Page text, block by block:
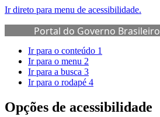
Ir direto para menu de acessibilidade.
Portal do Governo Brasileiro
Ir para o conteúdo 1
Ir para o menu 2
Ir para a busca 3
Ir para o rodapé 4
Opções de acessibilidade